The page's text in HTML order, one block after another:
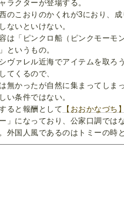
ラクターが登場する。
のこおりのかくれが3におり、
ないといけない。
は「ピンクロ船（ピンクモーモ
というもの。
ヴァレル近海でアイテムを取ろ
てくるので、
無かったが自然に集まってしま
い条件ではない。
ると報酬として 【おおかなづち
」になっており、公家口調では
外国人風であるのはトミーの時